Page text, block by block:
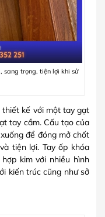
sang trọng, tiện lợi khi sử
thiết kế với một tay gạt
tay cầm. Cấu tạo của
để đóng mở chốt
tiện lợi. Tay ốp khóa
kim với nhiều hình
kiến trúc cũng như sở